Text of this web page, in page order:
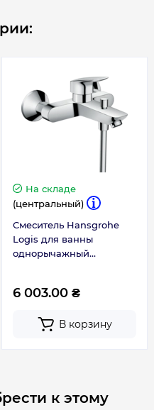
мес
На складе
(центральный)
Смеситель Hansgrohe
Logis для ванны
однорычажный
6 003.00 ₴
В корзину
к этому